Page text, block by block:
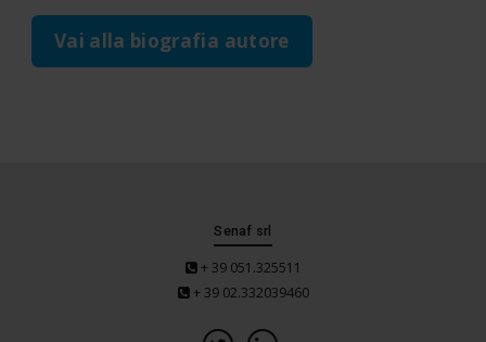
Vai alla biografia autore
Senaf srl
+ 39 051.325511
+ 39 02.332039460